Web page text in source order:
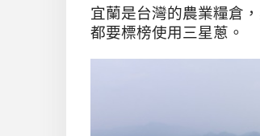
宜蘭是台灣的農業糧倉
都要標榜使用三星蔥。